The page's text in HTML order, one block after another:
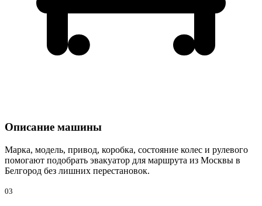
Описание машины
Марка, модель, привод, коробка, состояние колес и рулевого
помогают подобрать эвакуатор для маршрута из Москвы в
Белгород без лишних перестановок.
03